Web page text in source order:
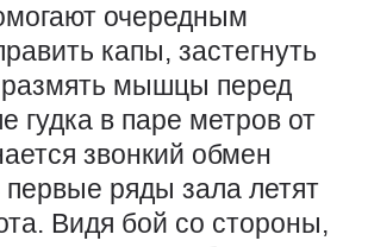
очередным
капы, застегнуть
размять мышцы перед
гудка в паре метров от
звонкий обмен
ряды зала летят
Видя бой со стороны,